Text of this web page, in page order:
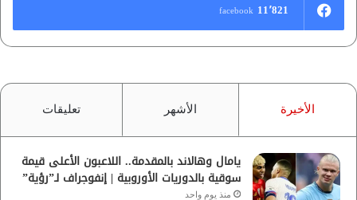
11٬821 facebook
الأخيرة الأشهر تعليقات
يامال وهالاند بالمقدمة.. اللاعبون الأعلى قيمة
سوقية بالدوريات الأوروبية | إنفوجراف لـ”رؤية”
منذ يوم واحد